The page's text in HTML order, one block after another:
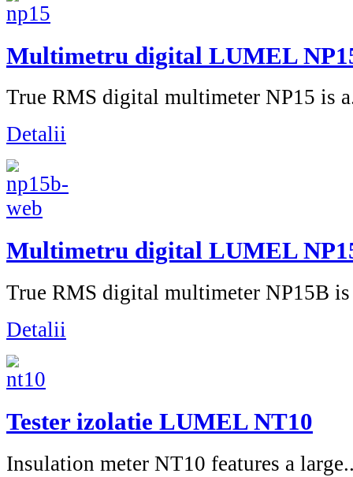
Multimetru digital LUMEL
True RMS digital multimeter NP15 is
Detalii
Multimetru digital LUMEL
True RMS digital multimeter NP15B is
Detalii
Tester izolatie LUMEL NT10
Insulation meter NT10 features a